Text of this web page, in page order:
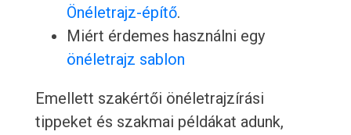
Önéletrajz-építő.
Miért érdemes használni egy
önéletrajz sablon
Emellett szakértői önéletrajzírási
tippeket és szakmai példákat adunk,